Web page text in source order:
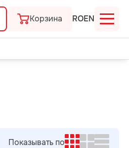
Корзина ROEN
Показывать по